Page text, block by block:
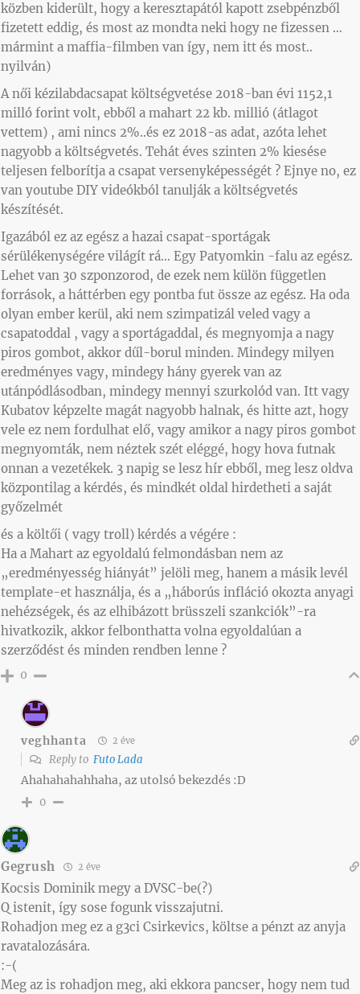
közben kiderült, hogy a keresztapától kapott zsebpénzből
fizetett eddig, és most az mondta neki hogy ne fizessen …
mármint a maffia-filmben van így, nem itt és most..
nyilván)
A női kézilabdacsapat költségvetése 2018-ban évi 1152,1
milló forint volt, ebből a mahart 22 kb. millió (átlagot
vettem) , ami nincs 2%..és ez 2018-as adat, azóta lehet
nagyobb a költségvetés. Tehát éves szinten 2% kiesése
teljesen felborítja a csapat versenyképességét ? Ejnye no, ez
van youtube DIY videókból tanulják a költségvetés
készítését.
Igazából ez az egész a hazai csapat-sportágak
sérülékenységére világít rá… Egy Patyomkin -falu az egész.
Lehet van 30 szponzorod, de ezek nem külön független
források, a háttérben egy pontba fut össze az egész. Ha oda
olyan ember kerül, aki nem szimpatizál veled vagy a
csapatoddal , vagy a sportágaddal, és megnyomja a nagy
piros gombot, akkor dűl-borul minden. Mindegy milyen
eredményes vagy, mindegy hány gyerek van az
utánpódlásodban, mindegy mennyi szurkolód van. Itt vagy
Kubatov képzelte magát nagyobb halnak, és hitte azt, hogy
vele ez nem fordulhat elő, vagy amikor a nagy piros gombot
megnyomták, nem néztek szét eléggé, hogy hova futnak
onnan a vezetékek. 3 napig se lesz hír ebből, meg lesz oldva
központilag a kérdés, és mindkét oldal hirdetheti a saját
győzelmét
és a költői ( vagy troll) kérdés a végére :
Ha a Mahart az egyoldalú felmondásban nem az
„eredményesség hiányát” jelöli meg, hanem a másik levél
template-et használja, és a „háborús infláció okozta anyagi
nehézségek, és az elhibázott brüsszeli szankciók”-ra
hivatkozik, akkor felbonthatta volna egyoldalúan a
szerződést és minden rendben lenne ?
0
veghhanta 2 éve
Reply to Futo Lada
Ahahahahahhaha, az utolsó bekezdés :D
0
Gegrush 2 éve
Kocsis Dominik megy a DVSC-be(?)
Q istenit, így sose fogunk visszajutni.
Rohadjon meg ez a g3ci Csirkevics, költse a pénzt az anyja
ravatalozására.
:-(
Meg az is rohadjon meg, aki ekkora pancser, hogy nem tud